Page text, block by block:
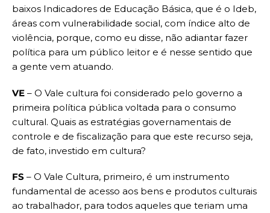
baixos Indicadores de Educação Básica, que é o Ideb,
áreas com vulnerabilidade social, com índice alto de
violência, porque, como eu disse, não adiantar fazer
política para um público leitor e é nesse sentido que
a gente vem atuando.
VE – O Vale cultura foi considerado pelo governo a
primeira política pública voltada para o consumo
cultural. Quais as estratégias governamentais de
controle e de fiscalização para que este recurso seja,
de fato, investido em cultura?
FS – O Vale Cultura, primeiro, é um instrumento
fundamental de acesso aos bens e produtos culturais
ao trabalhador, para todos aqueles que teriam uma